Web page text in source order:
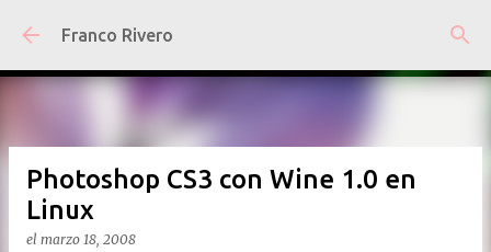
Ir al contenido principal
Franco Rivero
Photoshop CS3 con Wine 1.0 en
Linux
el marzo 18, 2008